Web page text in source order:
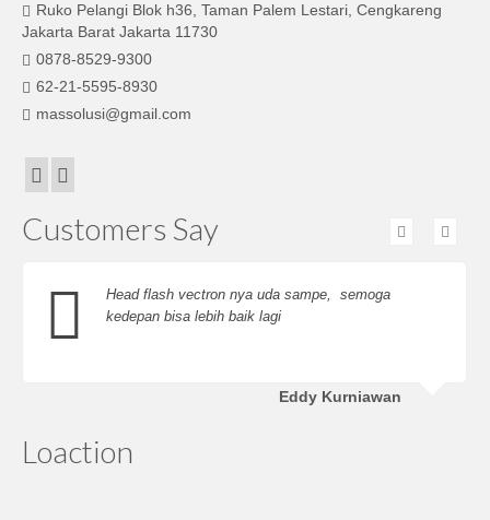
Ruko Pelangi Blok h36, Taman Palem Lestari, Cengkareng
Jakarta Barat Jakarta 11730
0878-8529-9300
62-21-5595-8930
massolusi@gmail.com
Customers Say
Head flash vectron nya uda sampe, semoga
kedepan bisa lebih baik lagi
Eddy Kurniawan
Loaction